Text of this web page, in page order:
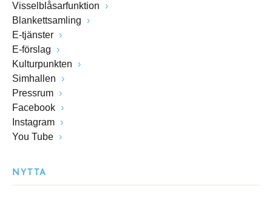
Visselblåsarfunktion
Blankettsamling
E-tjänster
E-förslag
Kulturpunkten
Simhallen
Pressrum
Facebook
Instagram
You Tube
NYTTA